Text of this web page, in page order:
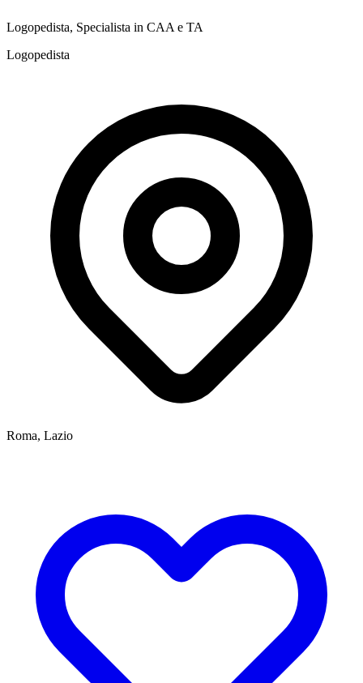
Logopedista, Specialista in CAA e TA
Logopedista
Roma, Lazio